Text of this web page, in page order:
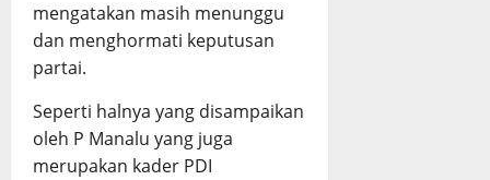
mengatakan masih menunggu
dan menghormati keputusan
partai.
Seperti halnya yang disampaikan
oleh P Manalu yang juga
merupakan kader PDI